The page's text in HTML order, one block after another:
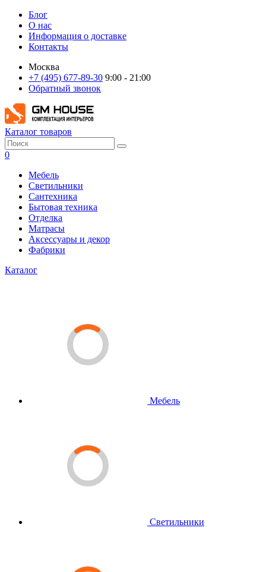
Блог
О нас
Информация о доставке
Контакты
Москва
+7 (495) 677-89-30 9:00 - 21:00
Обратный звонок
Каталог товаров
0
Мебель
Светильники
Сантехника
Бытовая техника
Отделка
Матрасы
Аксессуары и декор
Фабрики
Каталог
Мебель
Светильники